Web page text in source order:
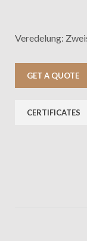
Veredelung:
GET A QUOTE
CERTIFICATES